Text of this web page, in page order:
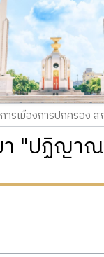
า "ปฏิญาณ